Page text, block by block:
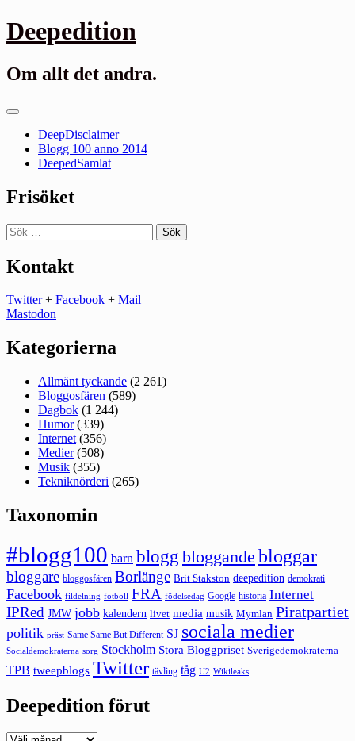
Gå
till
Deepedition
Om allt det andra.
Primär
DeepDisclaimer
Blogg 100 anno 2014
DeepedSamlat
Frisöket
Sök
efter:
Kontakt
Twitter+ Facebook + Mail
Mastodon
Kategorierna
Allmänt tyckande (2 261)
Bloggosfären (589)
Dagbok (1 244)
Humor(339)
Internet (356)
Medier(508)
Musik (355)
Tekniknörderi (265)
Taxonomin
#blogg100 barn blogg bloggande bloggar
bloggare bloggosfären Borlänge Brit Stakston deepedition demokrati
Facebook fildelning fotboll FRA födelsedag Google historia Internet
IPRed JMW jobb kalendern livet media musik Mymlan Piratpartiet
politik präst Same Same But Different SJ sociala medier
Socialdemokraterna sorg Stockholm Stora Bloggpriset Sverigedemokraterna
TPB tweepblogs Twitter tävling tåg U2 Wikileaks
Deepedition förut
Deepedition